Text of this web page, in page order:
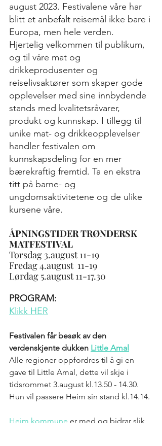
august 2023. Festivalene våre har
blitt et anbefalt reisemål ikke bare i
Europa, men hele verden.
Hjertelig velkommen til publikum,
og til våre mat og
drikkeprodusenter og
reiselivsaktører som skaper gode
opplevelser med sine innbydende
stands med kvalitetsråvarer,
produkt og kunnskap. I tillegg til
unike mat- og drikkeopplevelser
handler festivalen om
kunnskapsdeling for en mer
bærekraftig fremtid. Ta en ekstra
titt på barne- og
ungdomsaktivitetene og de ulike
kursene våre.
ÅPNINGSTIDER TRØNDERSK
MATFESTIVAL
Torsdag 3.august 11-19
Fredag 4.august  11-19
Lørdag 5.august 11-17.30
PROGRAM:
Klikk HER
Festivalen får besøk av den
verdenskjente dukken Little Amal
Alle regioner oppfordres til å gi en
gave til Little Amal, dette vil skje i
tidsrommet 3.august kl.13.50 - 14.30.
Hun vil passere Heim sin stand kl.14.14.
Heim kommune er med og bidrar slik